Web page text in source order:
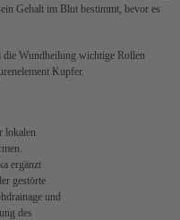
Gehalt im Blut bestimmt, bevor es
Wundheilung wichtige Rollen
Kupfer.
lokalen
ergänzt
gestörte
und
des